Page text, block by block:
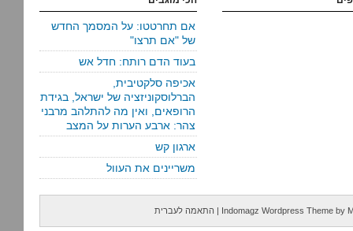
אם תחרטטו: על המסמך החדש
של "אם תרצו"
בעוד הדם רותח: חדל אש
אכיפה סלקטיבית,
הברלוסקוניזציה של ישראל, בגידת
הרופאים, ואין מה להתלהב מרבני
צהר: ארבע הערות על המצב
ארגון קש
משריינים את העוול
Indomagz Wordpress Theme by
| התאמה לעברית